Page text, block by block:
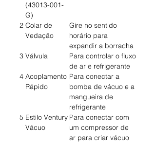
(43013-001-
G)
2 Colar de
Vedação
Gire no sentido
horário para
expandir a borracha
3 Válvula
Para controlar o fluxo
de ar e refrigerante
4 Acoplamento
Rápido
Para conectar a
bomba de vácuo e a
mangueira de
refrigerante
5 Estilo Ventury
Vácuo
Para conectar com
um compressor de
ar para criar vácuo